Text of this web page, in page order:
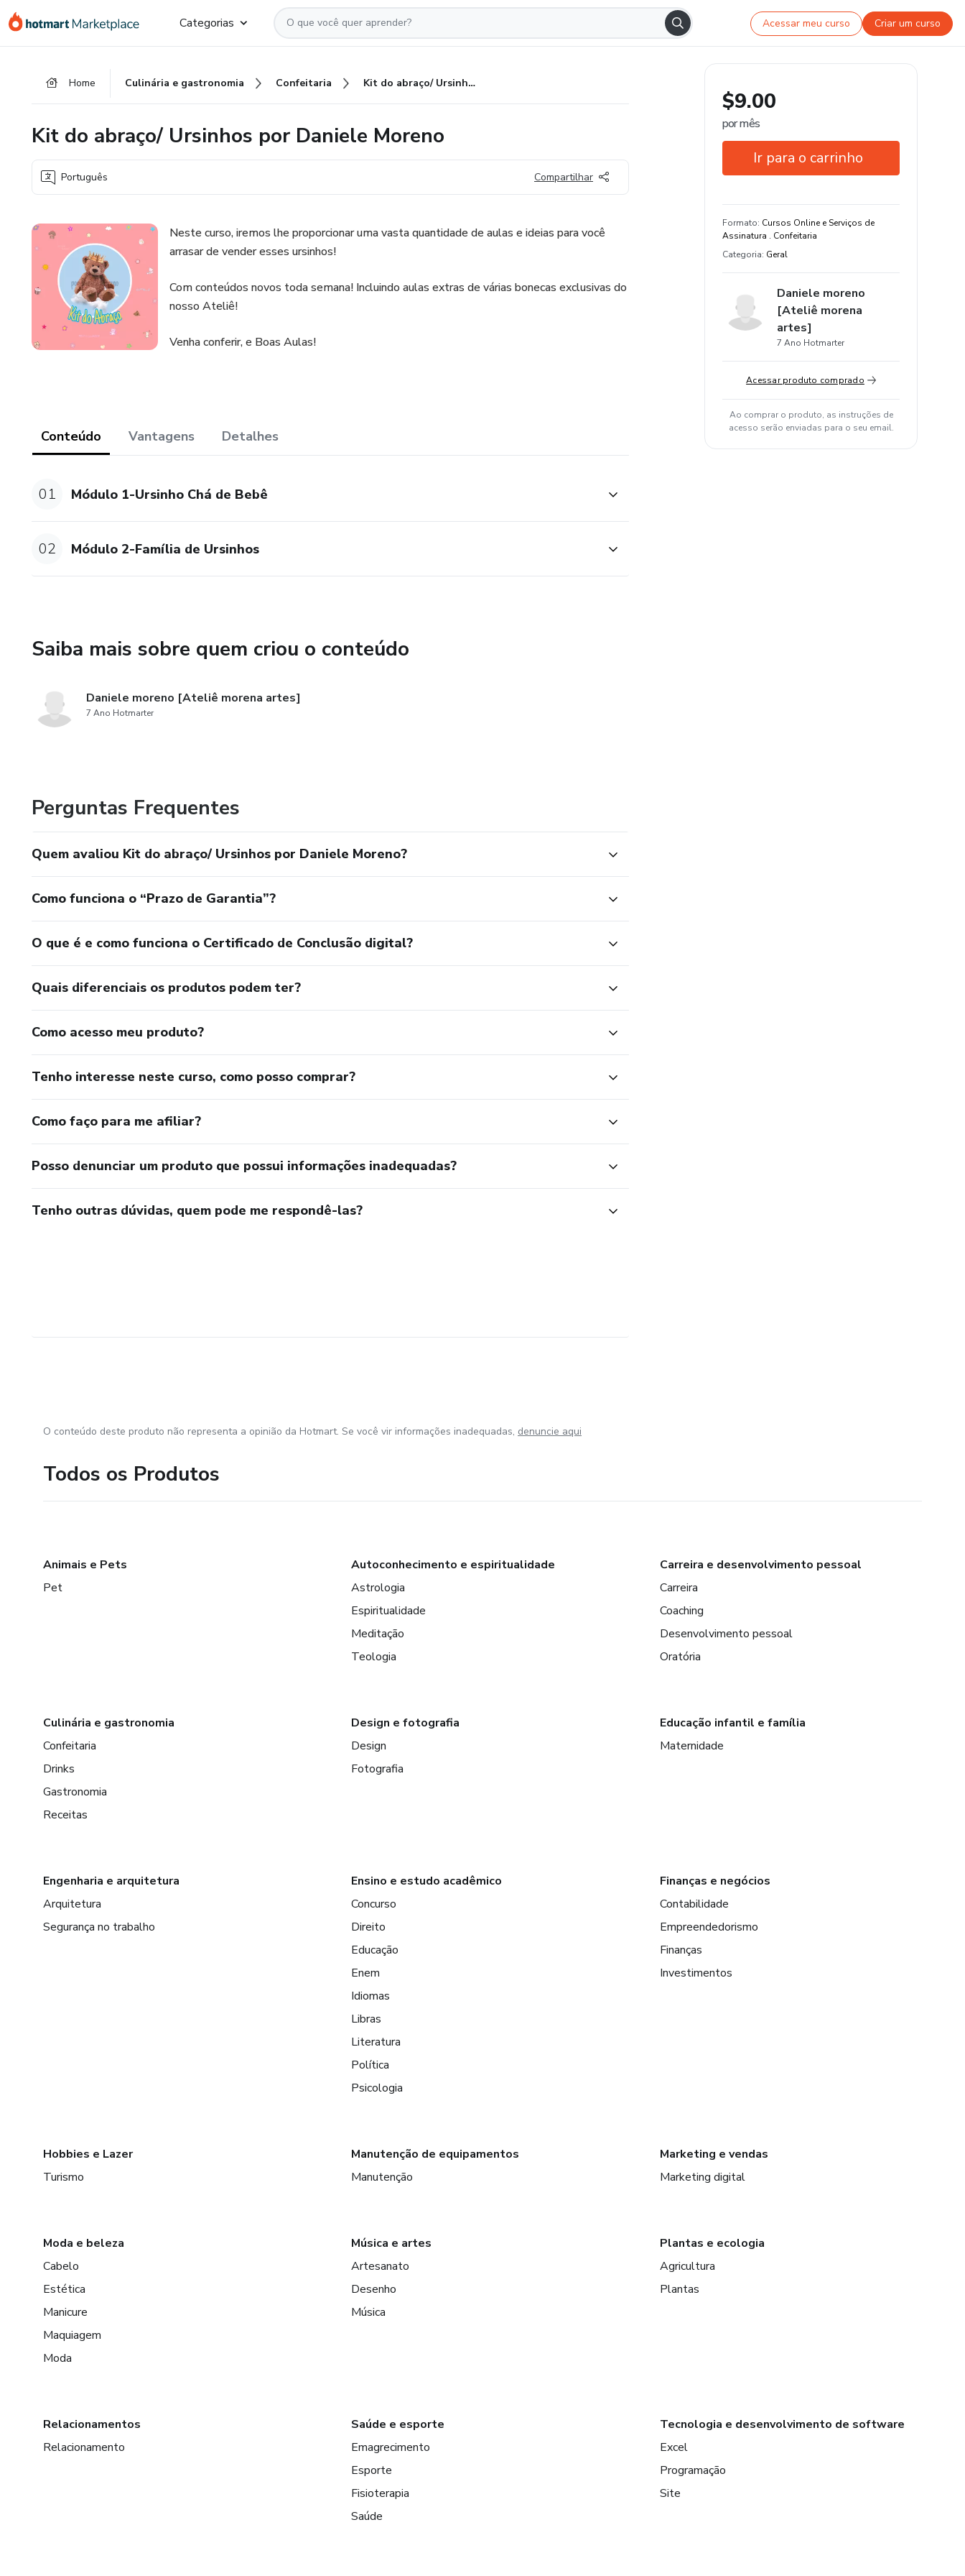
para
para
para
Categorias Acessar meu curso Criar um curso
Home Culinária e gastronomia Confeitaria Kit do abraço/ Ursinhos por Daniele Moreno
Kit do abraço/ Ursinhos por Daniele Moreno
Português Compartilhar
Neste curso, iremos lhe proporcionar uma vasta quantidade de aulas e ideias para você
arrasar de vender esses ursinhos!
Com conteúdos novos toda semana! Incluindo aulas extras de várias bonecas exclusivas do
nosso Ateliê!
Venha conferir, e Boas Aulas!
Conteúdo Vantagens Detalhes
01 Módulo 1-Ursinho Chá de Bebê
02 Módulo 2-Família de Ursinhos
Saiba mais sobre quem criou o conteúdo
Daniele moreno [Ateliê morena artes]
7 Ano Hotmarter
Perguntas Frequentes
Quem avaliou Kit do abraço/ Ursinhos por Daniele Moreno?
Como funciona o “Prazo de Garantia”?
O que é e como funciona o Certificado de Conclusão digital?
Quais diferenciais os produtos podem ter?
Como acesso meu produto?
Tenho interesse neste curso, como posso comprar?
Como faço para me afiliar?
Posso denunciar um produto que possui informações inadequadas?
Tenho outras dúvidas, quem pode me respondê-las?
$9.00
por mês
Ir para o carrinho
Estude do seu jeito e em qualquer
dispositivo
Formato: Cursos Online e Serviços de
Assinatura . Confeitaria
Categoria: Geral
Daniele moreno
[Ateliê morena
artes]
7 Ano Hotmarter
Acessar produto comprado
Ao comprar o produto, as instruções de
acesso serão enviadas para o seu email.
O conteúdo deste produto não representa a opinião da Hotmart. Se você vir informações inadequadas, denuncie aqui
Todos os Produtos
Animais e Pets
Pet
Autoconhecimento e espiritualidade
Astrologia
Espiritualidade
Meditação
Teologia
Carreira e desenvolvimento pessoal
Carreira
Coaching
Desenvolvimento pessoal
Oratória
Culinária e gastronomia
Confeitaria
Drinks
Gastronomia
Receitas
Design e fotografia
Design
Fotografia
Educação infantil e família
Maternidade
Engenharia e arquitetura
Arquitetura
Segurança no trabalho
Ensino e estudo acadêmico
Concurso
Direito
Educação
Enem
Idiomas
Libras
Literatura
Política
Psicologia
Finanças e negócios
Contabilidade
Empreendedorismo
Finanças
Investimentos
Hobbies e Lazer
Turismo
Manutenção de equipamentos
Manutenção
Marketing e vendas
Marketing digital
Moda e beleza
Cabelo
Estética
Manicure
Maquiagem
Moda
Música e artes
Artesanato
Desenho
Música
Plantas e ecologia
Agricultura
Plantas
Relacionamentos
Relacionamento
Saúde e esporte
Emagrecimento
Esporte
Fisioterapia
Saúde
Tecnologia e desenvolvimento de software
Excel
Programação
Site